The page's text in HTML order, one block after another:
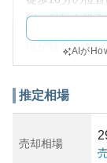
め、通勤・通
設が充実して
境が魅力です
度経過している
した住環境を
資産価値につ
AIが
推定相場
売却相場